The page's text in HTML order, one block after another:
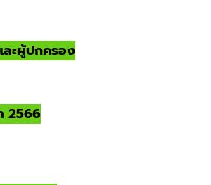
ะผู้ปกครอง
2566